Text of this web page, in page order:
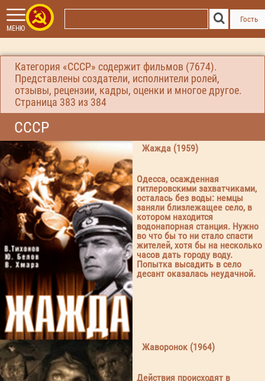
МЕНЮ
Гость
Категория «СССР» содержит фильмов (7674).
Представлены создатели, исполнители ролей,
отзывы, рецензии, кадры, оценки и многое другое.
Страница 383 из 384
СССР
Жажда (1959)
Одесса, осажденная
гитлеровскими захватчиками,
осталась без воды: немцы
заняли близлежащее село, в
котором находится
водонапорная станция. Нужно
во что бы то ни стало спасти
жителей, хотя бы на несколько
часов дать городу воду.
Попытка высадить в село
десант оказалась неудачной.
Жаворонок (1964)
Действия происходят в